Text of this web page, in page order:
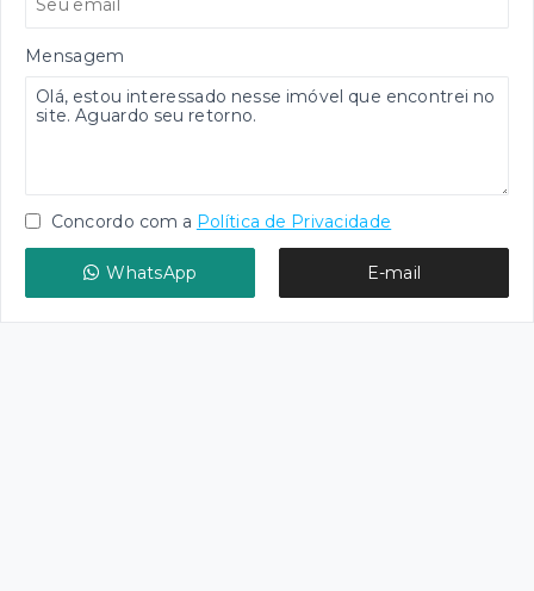
Mensagem
Concordo com a Política de Privacidade
WhatsApp E-mail